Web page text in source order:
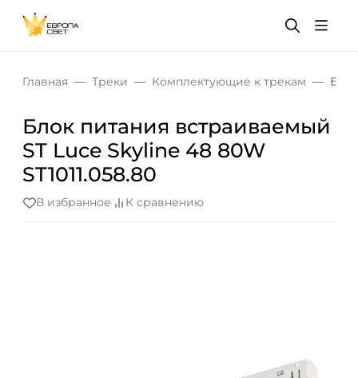
Главная Треки Комплектующие к трекам
Блок питания встраиваемый
ST Luce Skyline 48 80W
ST1011.058.80
В избранное К сравнению